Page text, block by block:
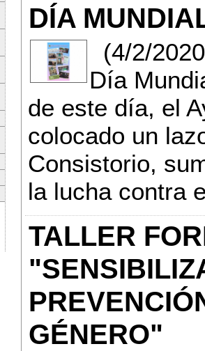
DÍA
(4/2/
Día
de este día, el
colocado un
Consistorio,
la lucha contra
TALLER
GÉNERO"